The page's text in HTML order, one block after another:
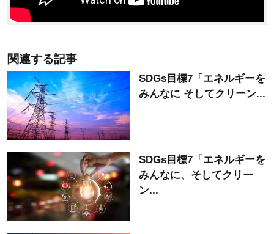
関連する記事
SDGs目標7「エネルギーを
みんなに そしてクリーン...
SDGs目標7「エネルギーを
みんなに、そしてクリー
ン...